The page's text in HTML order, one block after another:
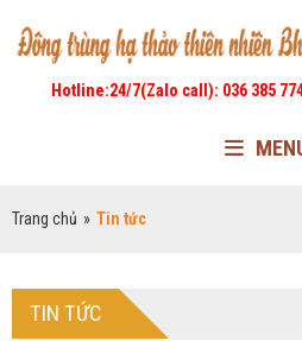
Hotline:24/7(Zalo call): 036 385
Trang chủ » Tin tức
TIN TỨC